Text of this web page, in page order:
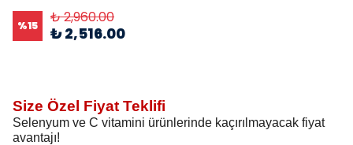
%15 ₺ 2,960.00
₺ 2,516.00
Size Özel Fiyat Teklifi
Selenyum ve C vitamini ürünlerinde kaçırılmayacak fiyat
avantajı!